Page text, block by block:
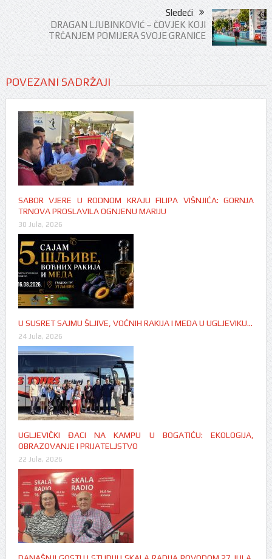
Sledeći
DRAGAN LJUBINKOVIĆ – ČOVJEK KOJI
TRČANJEM POMIJERA SVOJE GRANICE
POVEZANI SADRŽAJI
SABOR VJERE U RODNOM KRAJU FILIPA VIŠNJIĆA: GORNJA
TRNOVA PROSLAVILA OGNJENU MARIJU
30 Jula, 2026
U SUSRET SAJMU ŠLJIVE, VOĆNIH RAKIJA I MEDA U UGLJEVIKU…
24 Jula, 2026
UGLJEVIČKI ĐACI NA KAMPU U BOGATIĆU: EKOLOGIJA,
OBRAZOVANJE I PRIJATELJSTVO
22 Jula, 2026